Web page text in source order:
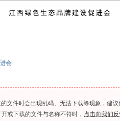
会
的文件时会出现乱码、无法下载等现象，建
或下载的文件与名称不符时， 点击向我们